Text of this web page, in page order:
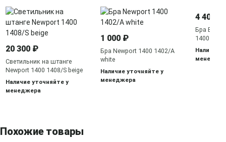
20 300 ₽
Светильник на штанге
Newport 1400 1408/S beige
Наличие уточняйте у
менеджера
1 000 ₽
Бра Newport 1400 1402/A
white
Наличие уточняйте у
менеджера
4 401 ₽
Бра
1400
Наличие
Похожие товары